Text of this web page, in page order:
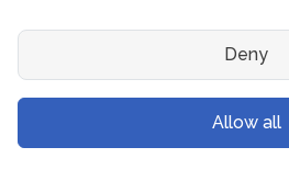
डेसीन्यूटन को पेटान्यूटन में बदलें
डेसीन्यूटन को टेरान्यूटन में बदलें
डेसीन्यूटन को गीगान्यूटन में बदलें
Deny
Allow all